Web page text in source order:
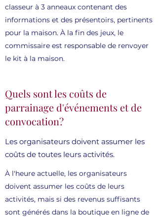
classeur à 3 anneaux contenant des
informations et des présentoirs, pertinents
pour la maison. À la fin des jeux, le
commissaire est responsable de renvoyer
le kit à la maison.
Quels sont les coûts de
parrainage d'événements et de
convocation?
Les organisateurs doivent assumer les
coûts de toutes leurs activités.
À l'heure actuelle, les organisateurs
doivent assumer les coûts de leurs
activités, mais si des revenus suffisants
sont générés dans la boutique en ligne de